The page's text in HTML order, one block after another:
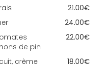
21.00€
24.00€
de pin
22.00€
crème
18.00€